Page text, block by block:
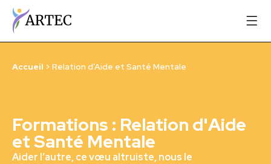
Accueil > Relation d’Aide et Santé Mentale
Formations : Relation d'Aide
et Santé Mentale
Aider l’autre, ce vœu altruiste, nous le